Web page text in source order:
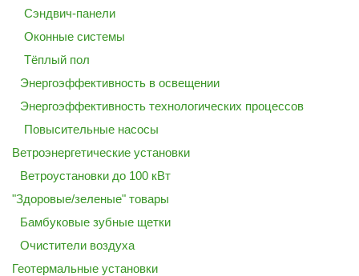
Сэндвич-панели
Оконные системы
Тёплый пол
Энергоэффективность в освещении
Энергоэффективность технологических процессов
Повысительные насосы
Ветроэнергетические установки
Ветроустановки до 100 кВт
"Здоровые/зеленые" товары
Бамбуковые зубные щетки
Очистители воздуха
Геотермальные установки